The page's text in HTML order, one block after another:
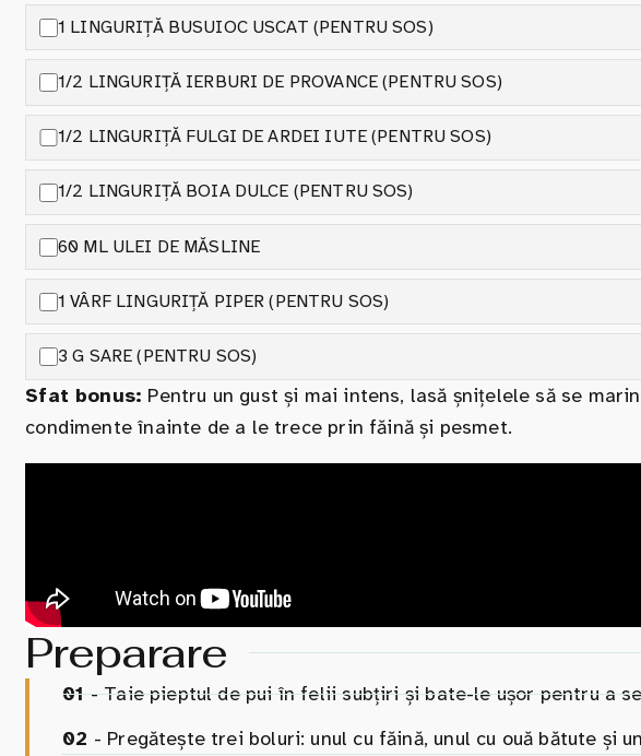
1 LINGURIȚĂ BUSUIOC USCAT (PENTRU SOS)
1/2 LINGURIȚĂ IERBURI DE PROVANCE (PENTRU SOS)
1/2 LINGURIȚĂ FULGI DE ARDEI IUTE (PENTRU SOS)
1/2 LINGURIȚĂ BOIA DULCE (PENTRU SOS)
60 ML ULEI DE MĂSLINE
1 VÂRF LINGURIȚĂ PIPER (PENTRU SOS)
3 G SARE (PENTRU SOS)
Sfat bonus: Pentru un gust și mai intens, lasă șnițelele să se
condimente înainte de a le trece prin făină și pesmet.
Preparare
01- Taie pieptul de pui în felii subțiri și bate-le ușor pentru a
02 - Pregătește trei boluri: unul cu făină, unul cu ouă bătute și